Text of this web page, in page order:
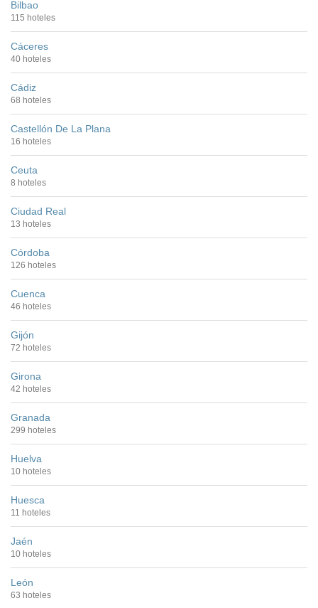
Bilbao
115 hoteles
Cáceres
40 hoteles
Cádiz
68 hoteles
Castellón De La Plana
16 hoteles
Ceuta
8 hoteles
Ciudad Real
13 hoteles
Córdoba
126 hoteles
Cuenca
46 hoteles
Gijón
72 hoteles
Girona
42 hoteles
Granada
299 hoteles
Huelva
10 hoteles
Huesca
11 hoteles
Jaén
10 hoteles
León
63 hoteles